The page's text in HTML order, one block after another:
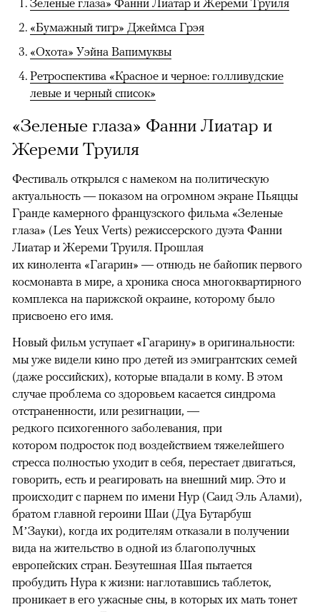
«Бумажный тигр» Джеймса Грэя
«Охота» Уэйна Вапимуквы
Ретроспектива «Красное и черное: голливудские
левые и черный список»
«Зеленые глаза» Фанни Лиатар и
Жереми Труиля
Фестиваль открылся с намеком на политическую
актуальность — показом на огромном экране Пьяццы
Гранде камерного французского фильма «Зеленые
глаза» (Les Yeux Verts) режиссерского дуэта Фанни
Лиатар и Жереми Труиля. Прошлая
их кинолента «Гагарин» — отнюдь не байопик первого
космонавта в мире, а хроника сноса многоквартирного
комплекса на парижской окраине, которому было
присвоено его имя.
Новый фильм уступает «Гагарину» в оригинальности:
мы уже видели кино про детей из эмигрантских семей
(даже российских), которые впадали в кому. В этом
случае проблема со здоровьем касается синдрома
отстраненности, или резигнации, —
редкого психогенного заболевания, при
котором подросток под воздействием тяжелейшего
стресса полностью уходит в себя, перестает двигаться,
говорить, есть и реагировать на внешний мир. Это и
происходит с парнем по имени Нур (Саид Эль Алами),
братом главной героини Шаи (Дуа Бутарбуш
М’Зауки), когда их родителям отказали в получении
вида на жительство в одной из благополучных
европейских стран. Безутешная Шая пытается
пробудить Нура к жизни: наглотавшись таблеток,
проникает в его ужасные сны, в которых их мать тонет